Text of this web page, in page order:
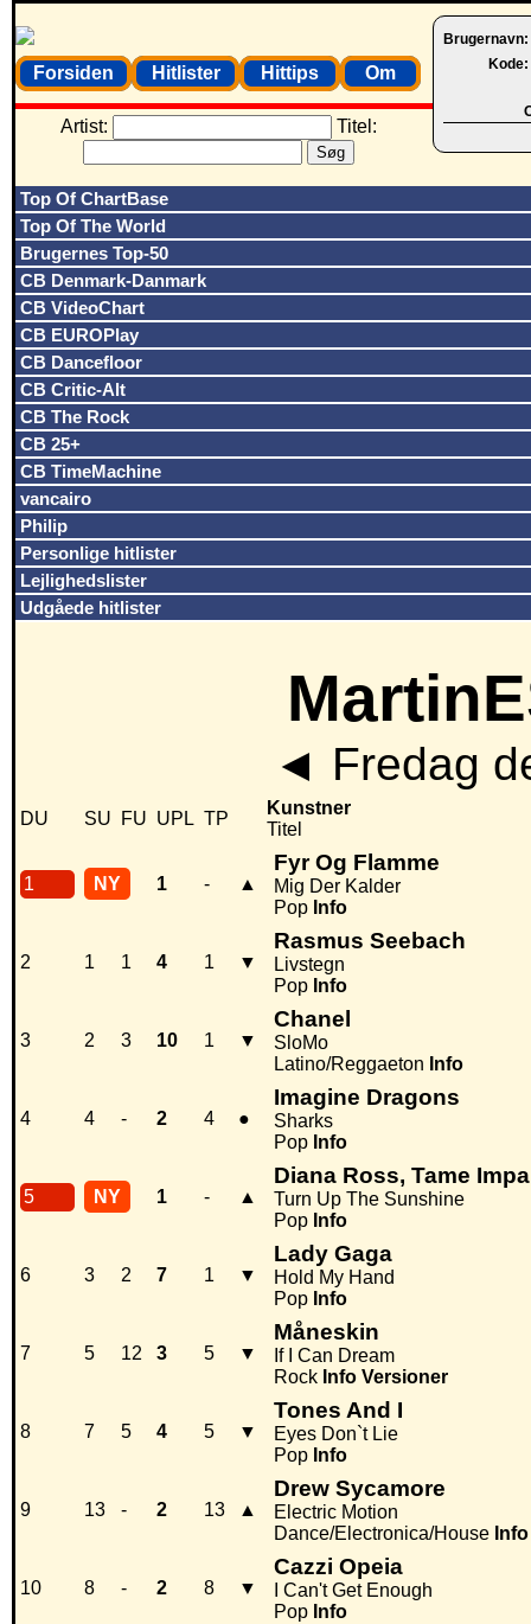
Brugernavn:
Kode:
Forsiden Hitlister Hittips Om
Artist: Titel:
Top Of ChartBase
Top Of The World
Brugernes Top-50
CB Denmark-Danmark
CB VideoChart
CB EUROPlay
CB Dancefloor
CB Critic-Alt
CB The Rock
CB 25+
CB TimeMachine
vancairo
Philip
Personlige hitlister
Lejlighedslister
Udgåede hitlister
◄ Fredag
DU SU FU UPL TP
Kunstner
Titel
1 NY 1 - ▲
Fyr Og Flamme
Mig Der Kalder
Pop Info
2 1 1 4 1 ▼
Rasmus Seebach
Livstegn
Pop Info
3 2 3 10 1 ▼
Chanel
SloMo
Latino/Reggaeton Info
4 4 - 2 4 ●
Imagine Dragons
Sharks
Pop Info
5 NY 1 - ▲
Diana Ross, Tame
Turn Up The Sunshine
Pop Info
6 3 2 7 1 ▼
Lady Gaga
Hold My Hand
Pop Info
7 5 12 3 5 ▼
Måneskin
If I Can Dream
Rock Info Versioner
8 7 5 4 5 ▼
Tones And I
Eyes Don`t Lie
Pop Info
9 13 - 2 13 ▲
Drew Sycamore
Electric Motion
Dance/Electronica/House Info
10 8 - 2 8 ▼
Cazzi Opeia
I Can't Get Enough
Pop Info